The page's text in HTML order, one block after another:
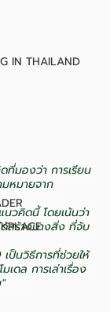
IN THAILAND
มองว่า การเรียน
มหมายจาก
นเอง
วคิดนี้ โดยเน้นว่า
ด้สร้างบางสิ่ง ที่จับ
ป็นวิธีการที่ช่วยให้
เดล การเล่าเรื่อง